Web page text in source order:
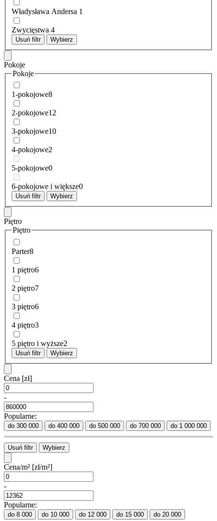
Władysława Andersa 1
Zwycięstwa 4
Usuń filtr Wybierz
Pokoje
Pokoje
1-pokojowe8
2-pokojowe12
3-pokojowe10
4-pokojowe2
5-pokojowe0
6-pokojowe i większe0
Usuń filtr Wybierz
Piętro
Piętro
Parter8
1 piętro6
2 piętro7
3 piętro6
4 piętro3
5 piętro i wyższe2
Usuń filtr Wybierz
Cena [zł]
-
Popularne:
do 300 000 do 400 000 do 500 000 do 700 000 do 1 000 000
Usuń filtr Wybierz
Cena/m² [zł/m²]
-
Popularne:
do 8 000 do 10 000 do 12 000 do 15 000 do 20 000